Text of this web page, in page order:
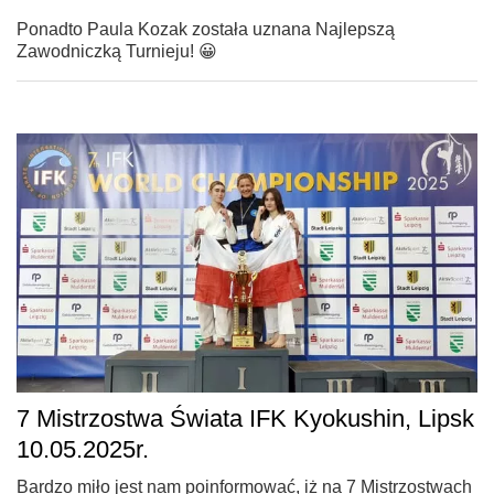
Ponadto Paula Kozak została uznana Najlepszą
Zawodniczką Turnieju! 😀
7 Mistrzostwa Świata IFK Kyokushin, Lipsk
10.05.2025r.
Bardzo miło jest nam poinformować, iż na 7 Mistrzostwach